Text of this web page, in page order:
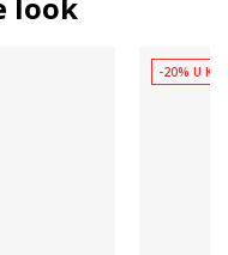
-20% U